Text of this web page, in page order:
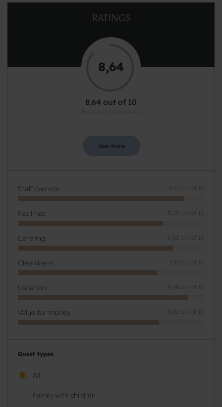
RATINGS
8,64
8,64 out of 10
Based on 140 reviews
See more
Staff/service 8,91 out of 10
Facilities 8,25 out of 10
Catering 8,82 out of 10
Cleanliness 7,91 out of 10
Location 9,68 out of 10
Value for money 8,02 out of 10
Guest types
All
Family with children